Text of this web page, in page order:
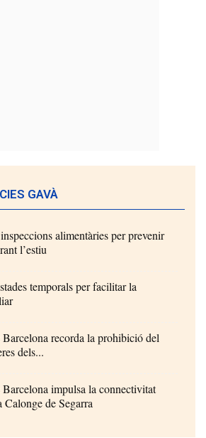
GAVÀ
alimentàries per prevenir
l’estiu
temporals per facilitar la
recorda la prohibició del
dels...
impulsa la connectivitat
Calonge de Segarra